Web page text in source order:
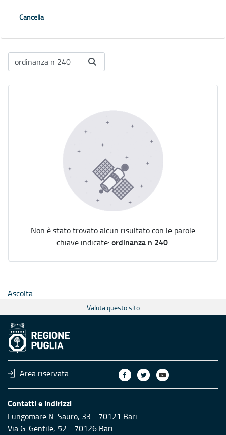
Cancella
Non è stato trovato alcun risultato con le parole
chiave indicate:ordinanza n 240.
Ascolta
Valuta questo sito
Area riservata
Contatti e indirizzi
Lungomare N. Sauro, 33 - 70121 Bari
Via G. Gentile, 52 - 70126 Bari